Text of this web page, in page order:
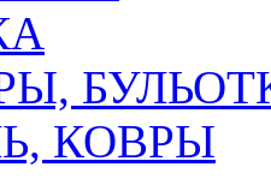
КОВРЫ